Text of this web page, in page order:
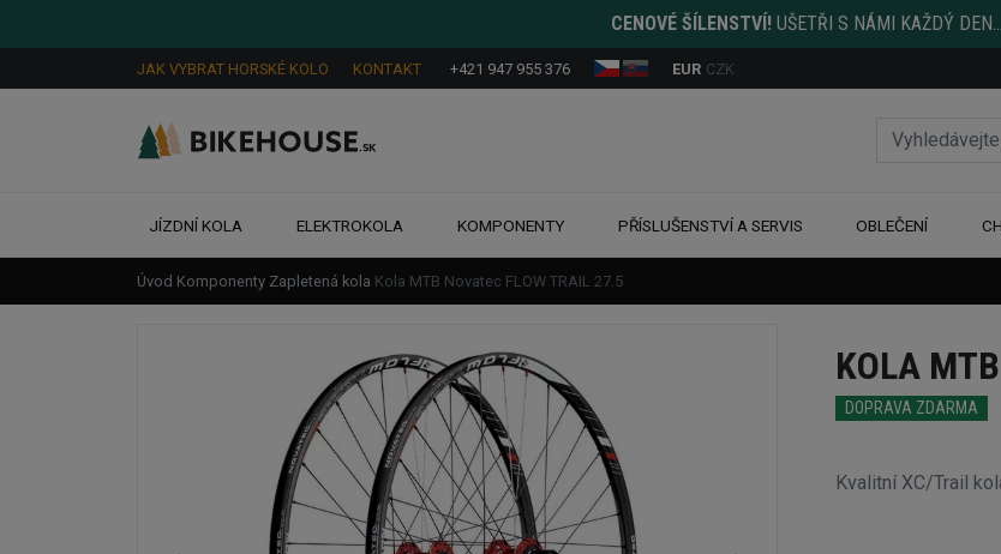
CENOVÉ ŠÍLENSTVÍ! UŠETŘI S NÁMI KAŽDÝ DEN...
JAK VYBRAT HORSKÉ KOLO KONTAKT +421 947 955 376 EUR CZK
JÍZDNÍ KOLA ELEKTROKOLA KOMPONENTY PŘÍSLUŠENSTVÍ A SERVIS OBLEČENÍ
Úvod Komponenty Zapletená kola Kola MTB Novatec FLOW TRAIL 27.5
KOLA
DOPRAVA ZDARMA
Kvalitní XC/Trail